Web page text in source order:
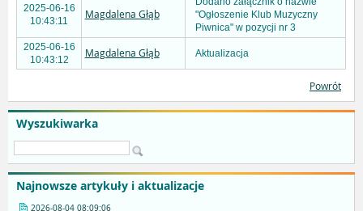
Wyszukiwarka
Najnowsze artykuły i aktualizacje
2026-08-04 08:09:06
2025-06-16
10:43:11
Magdalena Głąb
"Ogłoszenie Klub Muzyczny
Piwnica" w pozycji nr 3
2025-06-16
10:43:12
Magdalena Głąb Aktualizacja
Powrót